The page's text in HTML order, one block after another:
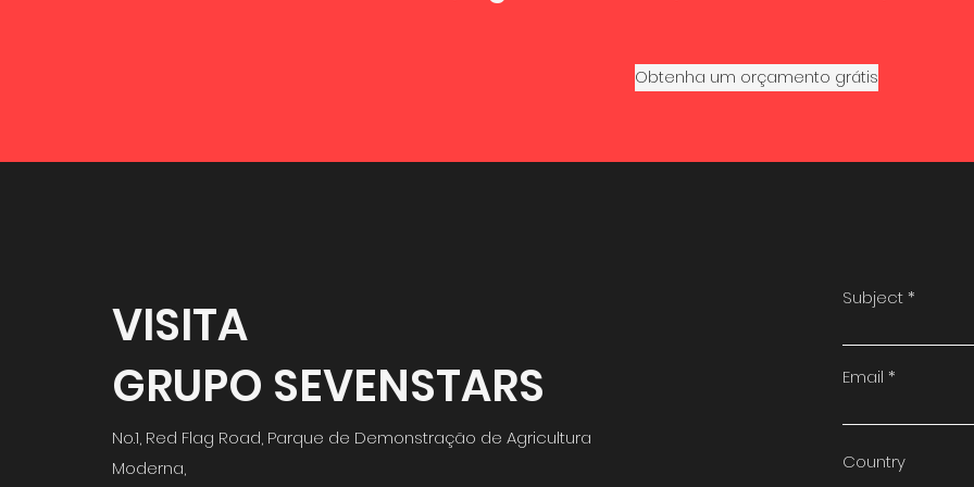
Obtenha um orçamento grátis
VISITA
GRUPO SEVENSTARS
No.1, Red Flag Road, Parque de Demonstração de Agricultura
Moderna,
Subject
Email
Country